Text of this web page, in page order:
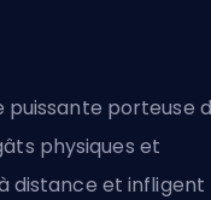
puissante porteuse
physiques et
distance et infligent